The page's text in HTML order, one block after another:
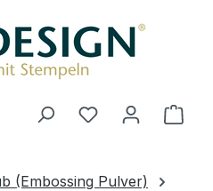
Du hast 0
(Embossing Pulver)